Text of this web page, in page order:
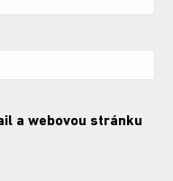
a webovou stránku